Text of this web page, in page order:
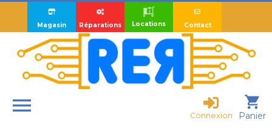
Magasin Réparations Locations Contact
 shopping_cart
Panier
Connexion